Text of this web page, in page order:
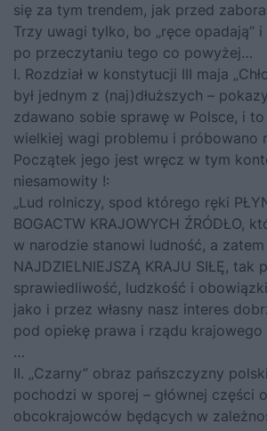
się za tym trendem, jak przed
Trzy uwagi tylko, bo „ręce opadają” i
po przeczytaniu tego co powyżej…
I. Rozdział w konstytucji III maja
był jednym z (naj)dłuższych –
zdawano sobie sprawę w Polsce, i
wielkiej wagi problemu i próbowano
Początek jego jest wręcz w tym
niesamowity !:
„Lud rolniczy, spod którego ręki
BOGACTW KRAJOWYCH ŹRÓDŁO,
w narodzie stanowi ludność, a zatem
NAJDZIELNIEJSZĄ KRAJU SIŁĘ, tak
sprawiedliwość, ludzkość i
jako i przez własny nasz interes
pod opiekę prawa i rządu krajowego
…
II. „Czarny” obraz pańszczyzny
pochodzi w sporej – głównej części
obcokrajowców będących w